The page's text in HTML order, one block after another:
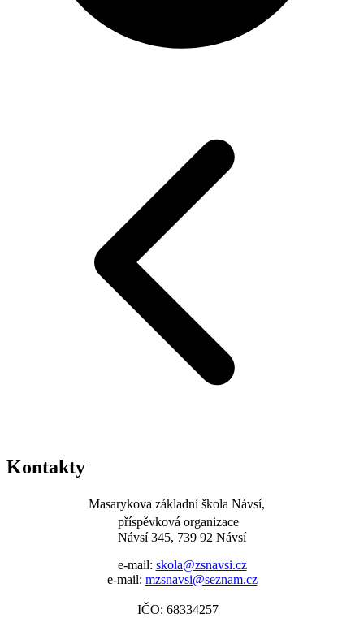
Kontakty
Masarykova základní škola Návsí,
příspěvková organizace
Návsí 345, 739 92 Návsí
e-mail: skola@zsnavsi.cz
e-mail: mzsnavsi@seznam.cz
IČO: 68334257